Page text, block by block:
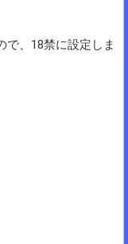
で、18禁に設定しま